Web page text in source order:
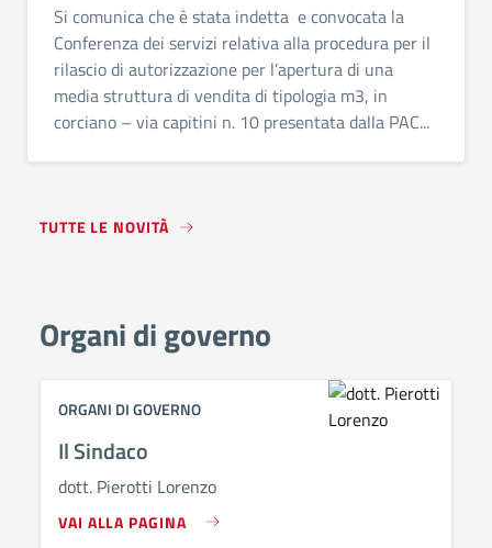
Si comunica che è stata indetta e convocata la
Conferenza dei servizi relativa alla procedura per il
rilascio di autorizzazione per l’apertura di una
media struttura di vendita di tipologia m3, in
corciano – via capitini n. 10 presentata dalla PAC...
TUTTE LE NOVITÀ
Organi di governo
ORGANI DI GOVERNO
Il Sindaco
dott. Pierotti Lorenzo
VAI ALLA PAGINA